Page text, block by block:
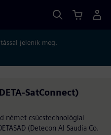
jelenik meg.
SatConnect)
német csúcstechnológiai
(Detecon Al Saudia Co.